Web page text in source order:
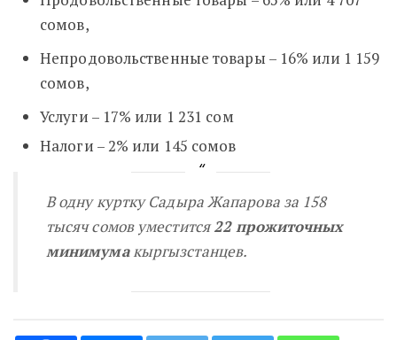
сомов,
Непродовольственные товары – 16% или 1 159
сомов,
Услуги – 17% или 1 231 сом
Налоги – 2% или 145 сомов
В одну куртку Садыра Жапарова за 158
тысяч сомов уместится22 прожиточных
минимумакыргызстанцев.